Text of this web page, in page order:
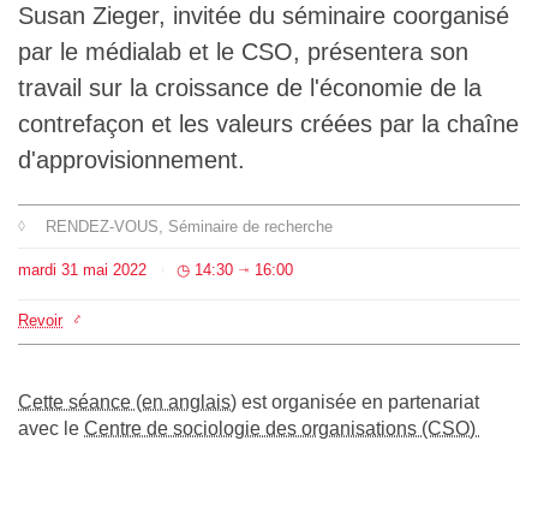
Le médialab
FR|EN
Susan Zieger, invitée du séminaire coorganisé
par le médialab et le CSO, présentera son
travail sur la croissance de l'économie de la
contrefaçon et les valeurs créées par la chaîne
d'approvisionnement.
RENDEZ-VOUS , Séminaire de recherche
mardi 31 mai 2022 14:30 ⇥ 16:00
Revoir
Cette séance (en anglais) est organisée en partenariat
avec le Centre de sociologie des organisations (CSO)